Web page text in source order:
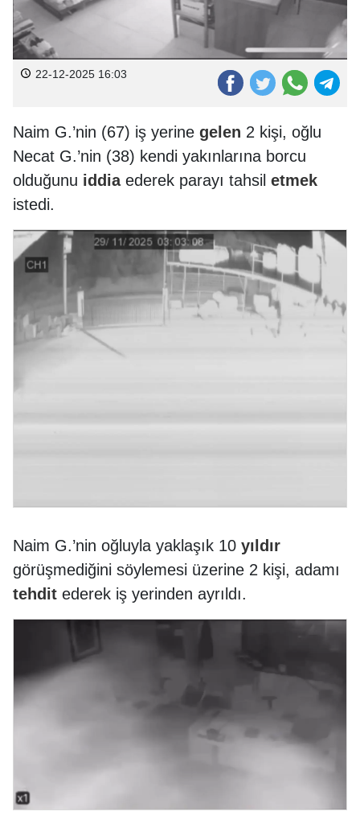
22-12-2025 16:03
Naim G.’nin (67) iş yerine gelen 2 kişi, oğlu
Necat G.’nin (38) kendi yakınlarına borcu
olduğunu iddiaederek parayı tahsil etmek
istedi.
Naim G.’nin oğluyla yaklaşık 10 yıldır
görüşmediğini söylemesi üzerine 2 kişi, adamı
tehdit ederek iş yerinden ayrıldı.